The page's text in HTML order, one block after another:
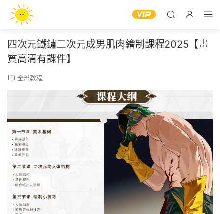
四次元鐵鏽二次元成男肌肉繪制課程2025【畫
質高清有課件】
全部教程